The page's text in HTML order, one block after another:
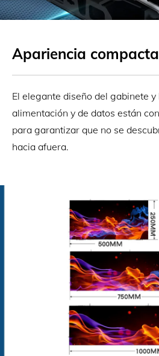
Apariencia compacta
El elegante diseño del gabinete y
alimentación y de datos están
para garantizar que no se
hacia afuera.